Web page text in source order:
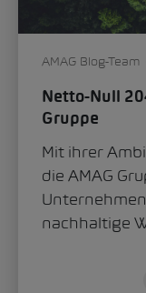
AMAG Blog-Team
Netto-Null
Gruppe
Mit ihrer
die AMAG
nachhaltige